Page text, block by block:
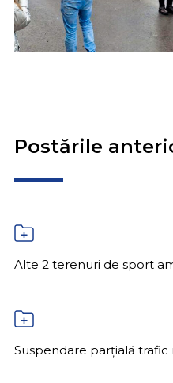
Postările
Alte 2 terenuri de sport
Suspendare parțială trafic